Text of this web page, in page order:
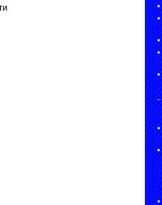
•
•
•
•
•
•
•
•